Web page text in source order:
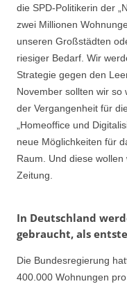
die SPD-Politikerin der
zwei Millionen
unseren Großstädten
riesiger Bedarf. Wir
Strategie gegen den
November sollten wir so
der Vergangenheit für
„Homeoffice und
neue Möglichkeiten für
Raum. Und diese
Zeitung.
In Deutschland
gebraucht, als
Die Bundesregierung
400.000 Wohnungen